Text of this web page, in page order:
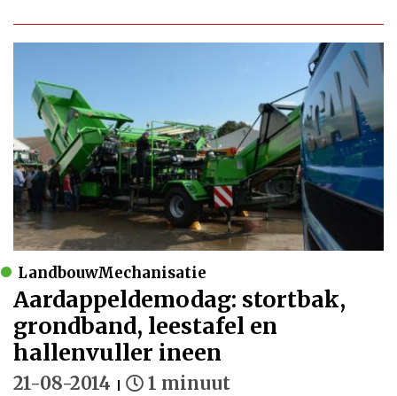
LandbouwMechanisatie
Aardappeldemodag: stortbak,
grondband, leestafel en
hallenvuller ineen
21-08-2014 1 minuut